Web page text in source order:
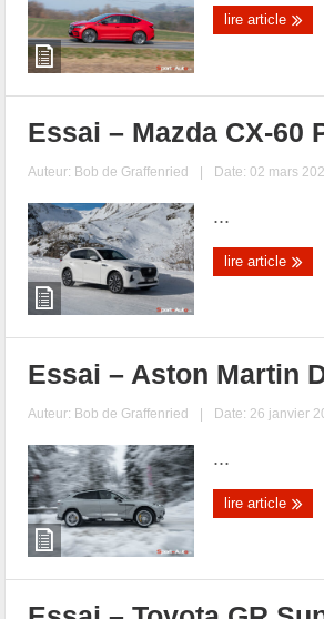
lire article
Essai – Mazda CX-60
Auteur: Bob de Graffenried | Date: 02 mars
...
lire article
Essai – Aston Martin
Auteur: Bob de Graffenried | Date: 26 janvier
...
lire article